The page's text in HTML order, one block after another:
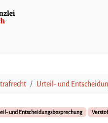
Urteil- und
und Entscheidungsbesprechung